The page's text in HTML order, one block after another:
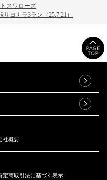
スワローズ
ヨナラ3ラン（25.7.21）
社概要
定商取引法に基づく表示